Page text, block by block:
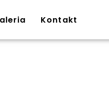
Kontakt